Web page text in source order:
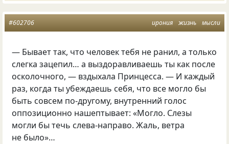
ирония жизнь мысли
#602706
— Бывает так, что человек тебя не ранил, а только
слегка зацепил… а выздоравливаешь ты как после
осколочного, — вздыхала Принцесса. — И каждый
раз, когда ты убеждаешь себя, что все могло бы
быть совсем по-другому, внутренний голос
оппозиционно нашептывает: «Могло. Слезы
могли бы течь слева-направо. Жаль, ветра
не было»…